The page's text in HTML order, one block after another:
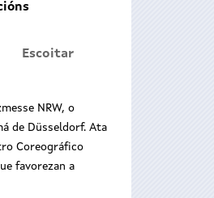
Escoitar
NRW, o
de Düsseldorf. Ata
Coreográfico
favorezan a